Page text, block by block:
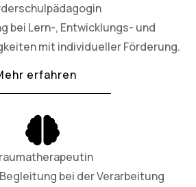
bei Lern-, Entwicklungs- und
mit individueller Förderung.
erfahren
bei der Verarbeitung